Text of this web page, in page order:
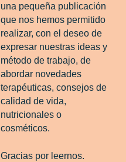
una pequeña publicación
que nos hemos permitido
realizar, con el deseo de
expresar nuestras ideas y
método de trabajo, de
abordar novedades
terapéuticas, consejos de
calidad de vida,
nutricionales o
cosméticos.
Gracias por leernos.